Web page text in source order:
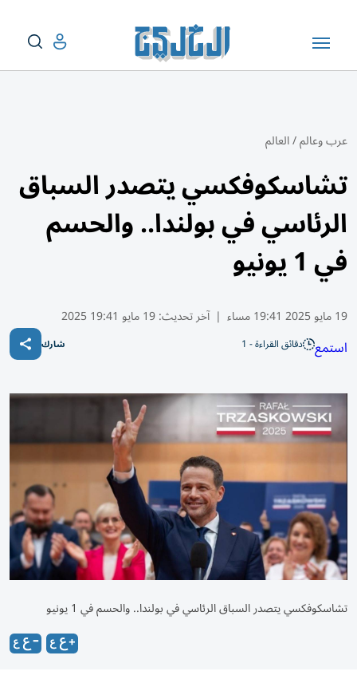
عرب وعالم/العالم
تشاسكوفكسي يتصدر السباق
الرئاسي في بولندا.. والحسم
في 1 يونيو
19 مايو 2025 19:41 مساء | آخر تحديث:19 مايو 19:41 2025
استمع دقائق القراءة - 1 شارك
تشاسكوفكسي يتصدر السباق الرئاسي في بولندا.. والحسم في 1 يونيو